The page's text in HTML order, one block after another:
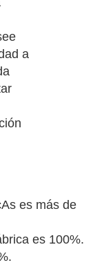
a
es más de
es 100%.